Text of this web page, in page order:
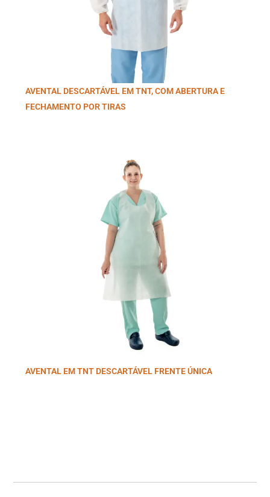
AVENTAL DESCARTÁVEL EM TNT, COM ABERTURA E
FECHAMENTO POR TIRAS
AVENTAL EM TNT DESCARTÁVEL FRENTE ÚNICA